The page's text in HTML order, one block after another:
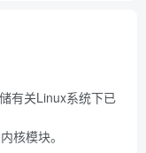
有关Linux系统下已
核模块。